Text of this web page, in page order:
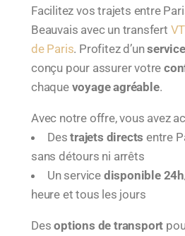
Facilitez vos trajets entre
Beauvais avec un transfert
de Paris. Profitez d’un
conçu pour assurer votre
chaque voyage agréable.
Avec notre offre, vous avez
Des trajets directsentre
sans détours ni arrêts
Un service disponible
heure et tous les jours
Desoptions de transport